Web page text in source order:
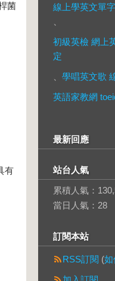
菌
有
線上學英文單
初級英檢 網上
定
學唱英文歌
英語家教網
最新回應
站台人氣
累積人氣：
當日人氣： 28
訂閱本站
RSS訂閱 (如